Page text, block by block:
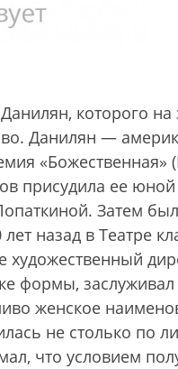
которого
Данилян —
«Божественная»
присудила ее
Затем
назад в Театре
художественный
формы,
женское
не столько по
что условием